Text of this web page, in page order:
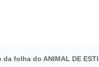
folha do ANIMAL DE